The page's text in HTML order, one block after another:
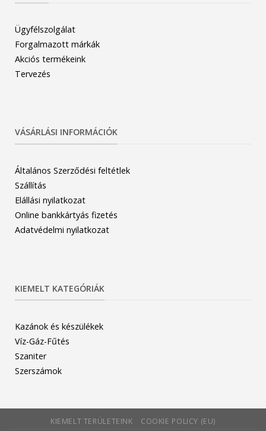
Ügyfélszolgálat
Forgalmazott márkák
Akciós termékeink
Tervezés
VÁSÁRLÁSI INFORMÁCIÓK
Általános Szerződési feltétlek
Szállítás
Elállási nyilatkozat
Online bankkártyás fizetés
Adatvédelmi nyilatkozat
KIEMELT KATEGÓRIÁK
Kazánok és készülékek
Víz-Gáz-Fűtés
Szaniter
Szerszámok
KIEMELT TERÜLETEINK COOKIE POLICY (EU)